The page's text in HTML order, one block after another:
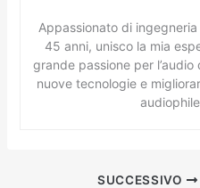
Appassionato di
45 anni, unisco la mia
grande passione per
nuove tecnologie e
SUCCESSIVO